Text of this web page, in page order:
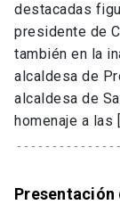
destacadas
presidente de
también en la
alcaldesa de
alcaldesa de
homenaje a las
Presentación